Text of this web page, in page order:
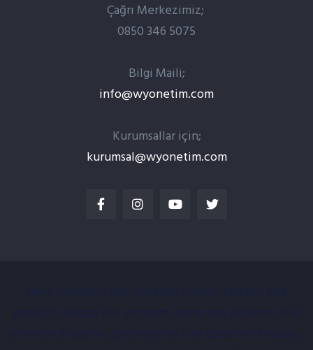
Çağrı Merkezimiz;
0850 346 5075
Bilgi Maili;
info@wyonetim.com
Kurumsallar için;
kurumsal@wyonetim.com